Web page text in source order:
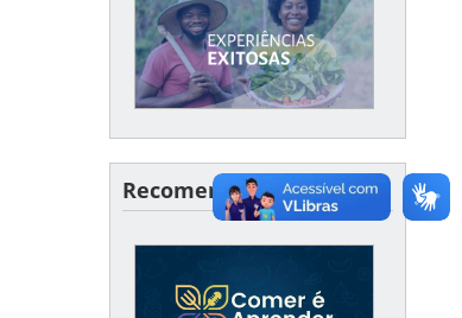
Recomendações